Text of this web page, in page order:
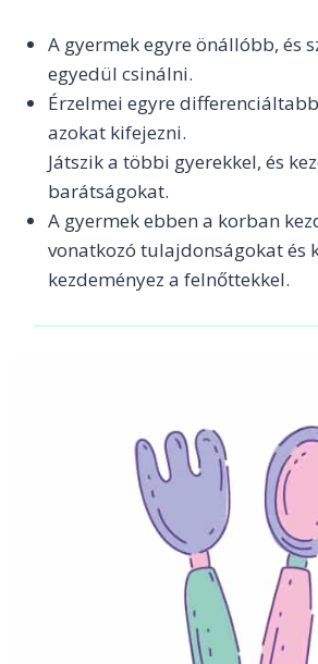
A gyermek egyre önállóbb, és
egyedül csinálni.
Érzelmei egyre
azokat kifejezni.
Játszik a többi gyerekkel, és
barátságokat.
A gyermek ebben a korban
vonatkozó tulajdonságokat és
kezdeményez a felnőttekkel.